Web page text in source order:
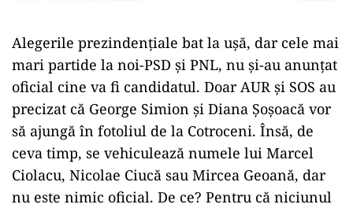
Alegerile prezindențiale bat la ușă, dar cele mai
mari partide la noi-PSD și PNL, nu și-au anunțat
oficial cine va fi candidatul. Doar AUR și SOS au
precizat că George Simion și Diana Șoșoacă vor
să ajungă în fotoliul de la Cotroceni. Însă, de
ceva timp, se vehiculează numele lui Marcel
Ciolacu, Nicolae Ciucă sau Mircea Geoană, dar
nu este nimic oficial. De ce? Pentru că niciunul